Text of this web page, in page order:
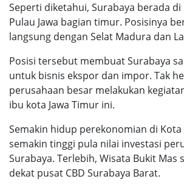
Seperti diketahui, Surabaya berada
Pulau Jawa bagian timur. Posisinya
langsung dengan Selat Madura dan
Posisi tersebut membuat Surabaya
untuk bisnis ekspor dan impor. Tak
perusahaan besar melakukan
ibu kota Jawa Timur ini.
Semakin hidup perekonomian di Kota
semakin tinggi pula nilai investasi
Surabaya. Terlebih, Wisata Bukit Mas
dekat pusat CBD Surabaya Barat.